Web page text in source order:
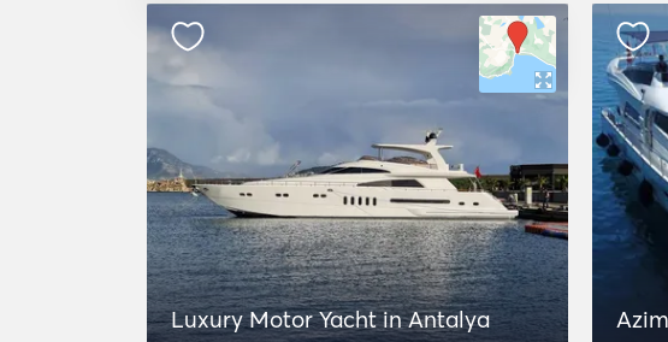
Luxury Motor Yacht in Antalya